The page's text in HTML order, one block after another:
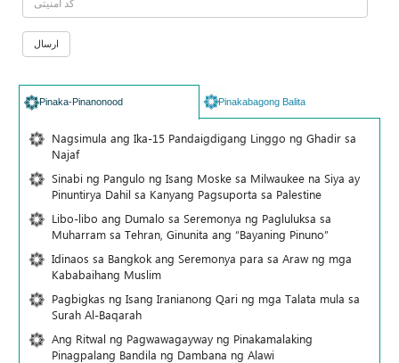
Pinaka-Pinanonood Pinakabagong Balita
Nagsimula ang Ika-15 Pandaigdigang Linggo ng Ghadir sa
Najaf
Sinabi ng Pangulo ng Isang Moske sa Milwaukee na Siya ay
Pinuntirya Dahil sa Kanyang Pagsuporta sa Palestine
Libo-libo ang Dumalo sa Seremonya ng Pagluluksa sa
Muharram sa Tehran, Ginunita ang “Bayaning Pinuno”
Idinaos sa Bangkok ang Seremonya para sa Araw ng mga
Kababaihang Muslim
Pagbigkas ng Isang Iranianong Qari ng mga Talata mula sa
Surah Al-Baqarah
Ang Ritwal ng Pagwawagayway ng Pinakamalaking
Pinagpalang Bandila ng Dambana ng Alawi